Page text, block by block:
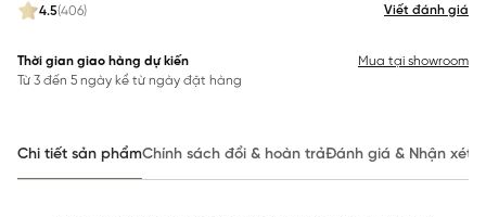
4.5(406) Viết đánh giá
Thời gian giao hàng dự kiến
Từ 3 đến 5 ngày kể từ ngày đặt hàng
Mua tại showroom
Chi tiết sản phẩmChính sách đổi & hoàn trảĐánh giá & Nhận xét